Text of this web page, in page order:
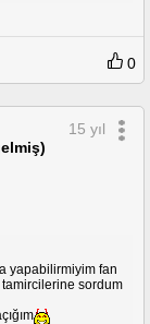
0
15 yıl
yapabilirmiyim fan
tamircilerine sordum